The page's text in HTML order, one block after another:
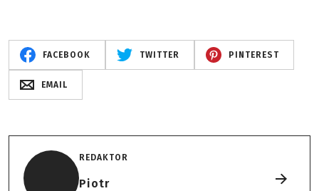
FACEBOOK TWITTER PINTEREST
EMAIL
REDAKTOR
Piotr